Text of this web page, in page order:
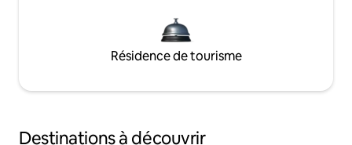
Résidence de tourisme
Destinations à découvrir